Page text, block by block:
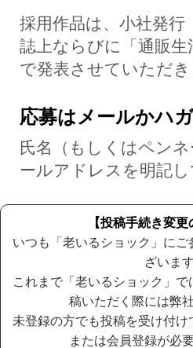
採用作品は、小社発行
誌上ならびに「通販生
で発表させていただき
応募はメールかハ
氏名（もしくはペン
ールアドレスを明記し
【投稿手続き変更
いつも「老いるショック」に
ざいます
これまで「老いるショック」で
稿いただく際には弊
未登録の方でも投稿を受け付け
または会員登録が必